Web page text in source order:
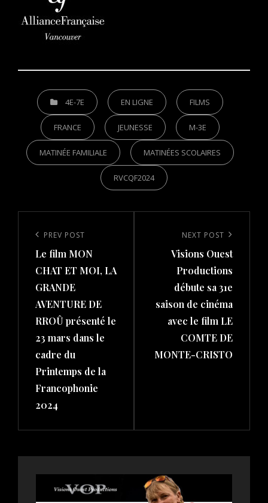
CATEGORIES
4E-7E EN LIGNE FILMS
FRANCE JEUNESSE M-3E
MATINÉE FAMILIALE MATINÉES SCOLAIRES
RVCQF2024
navigation
Previous
Post
PREV POST
Le film MON
CHAT ET MOI, LA
GRANDE
AVENTURE DE
RROÛ présenté le
23 mars dans le
cadre du
Printemps de la
Francophonie
2024
Post
NEXT POST
Visions Ouest
Productions
débute sa 31e
saison de cinéma
avec le film LE
COMTE DE
MONTE-CRISTO